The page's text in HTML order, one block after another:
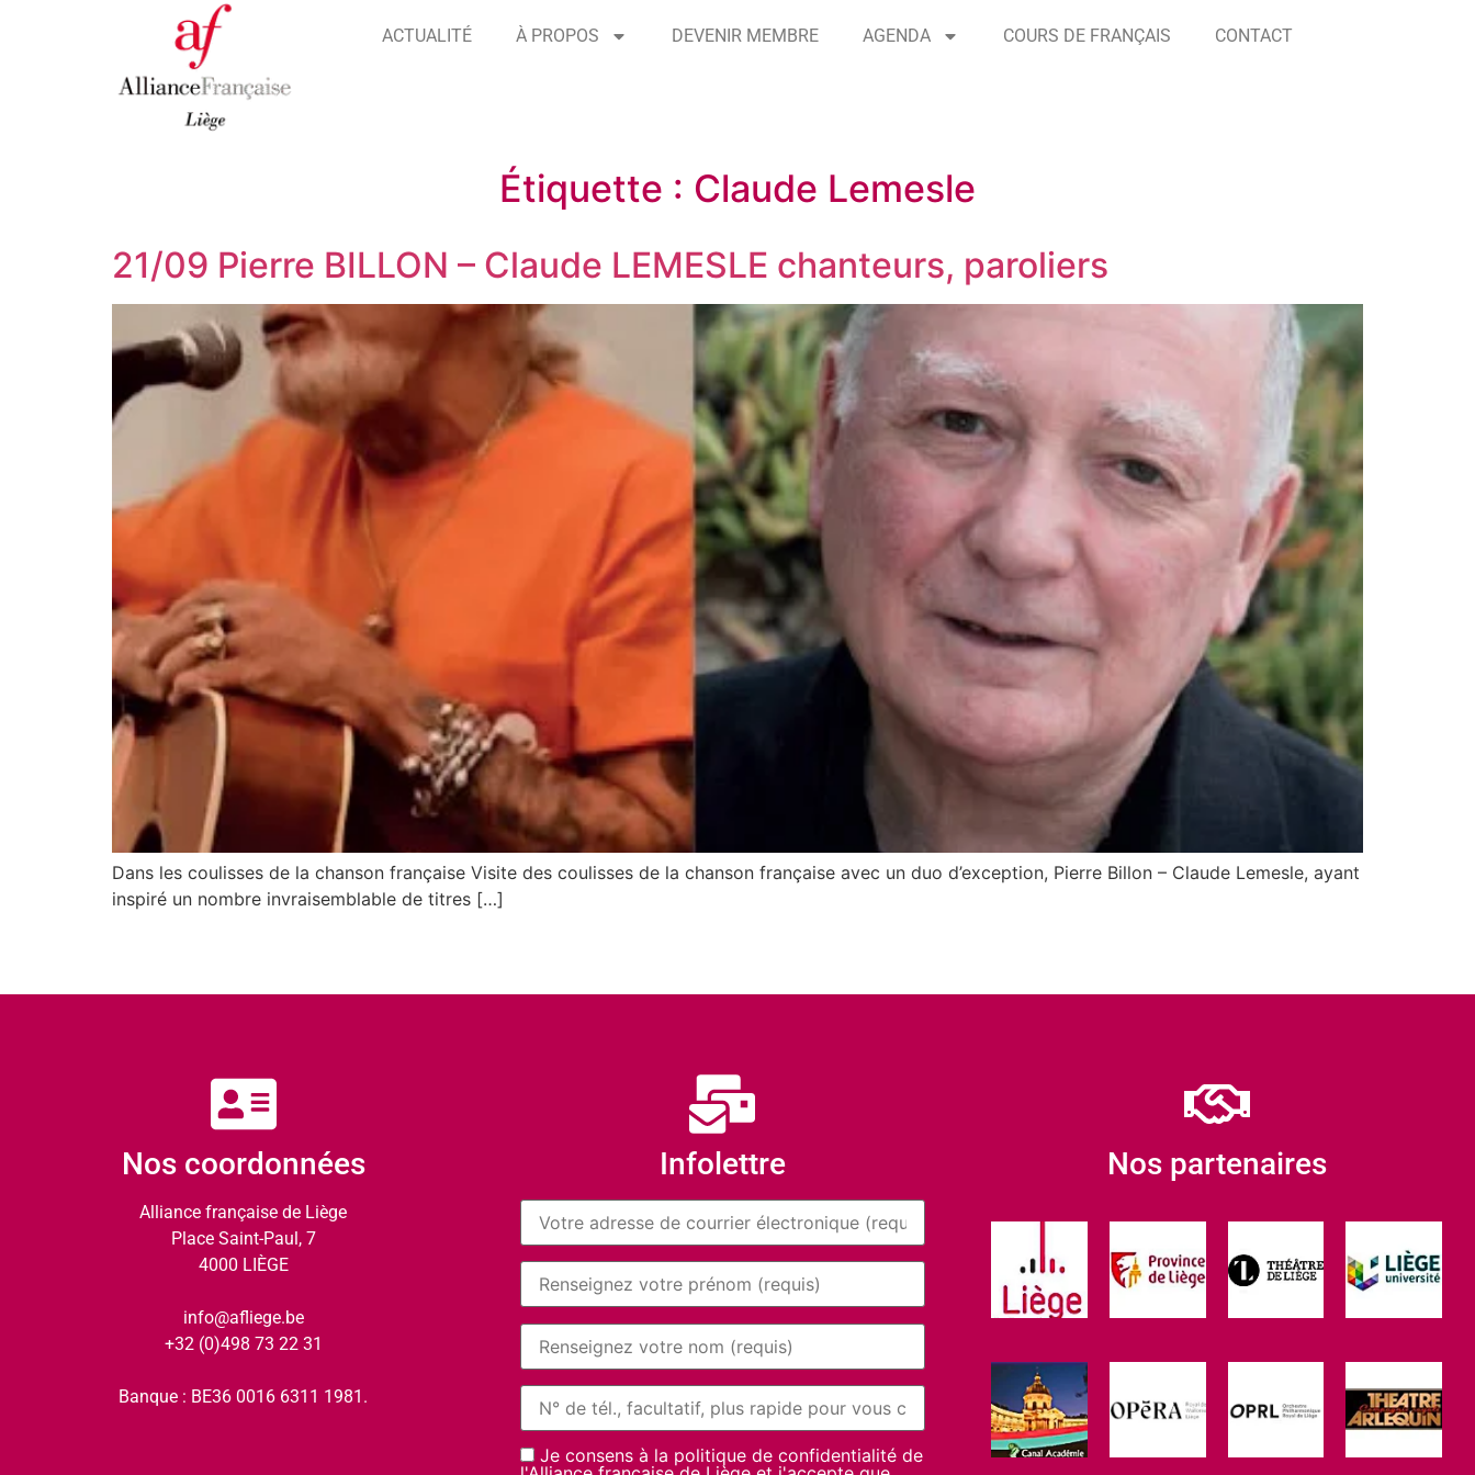
ACTUALITÉ À PROPOS DEVENIR MEMBRE AGENDA COURS DE FRANÇAIS CONTACT
Étiquette : Claude Lemesle
21/09 Pierre BILLON – Claude LEMESLE chanteurs, paroliers
Dans les coulisses de la chanson française Visite des coulisses de la chanson française avec un duo d’exception, Pierre Billon – Claude Lemesle, ayant
inspiré un nombre invraisemblable de titres […]
Nos coordonnées
Alliance française de Liège
Place Saint-Paul, 7
4000 LIÈGE
info@afliege.be
+32 (0)498 73 22 31
Banque : BE36 0016 6311 1981.
Infolettre
Je consens à la politique de confidentialité de
Nos partenaires